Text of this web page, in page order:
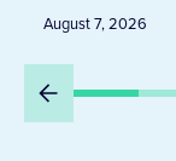
August 7, 2026